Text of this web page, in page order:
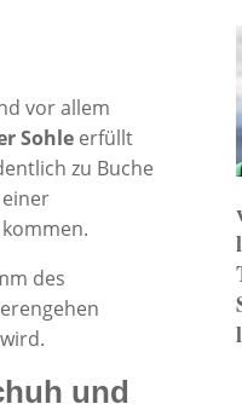
vor allem
Sohle erfüllt
zu Buche
des
und